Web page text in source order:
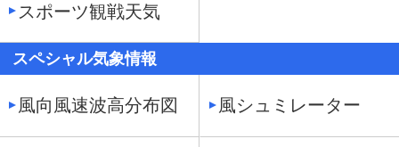
スポーツ観戦天気
スペシャル気象情報
風向風速波高分布図 風シュミレーター